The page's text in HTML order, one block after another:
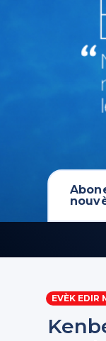
EVÈK EDIR